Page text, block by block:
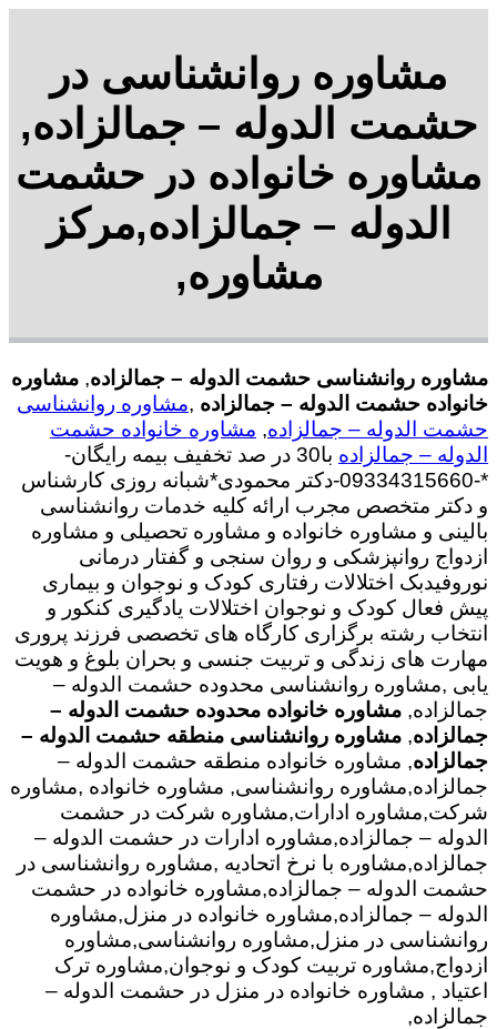
مشاوره روانشناسی در
حشمت الدوله – جمالزاده,
مشاوره خانواده در حشمت
الدوله – جمالزاده,مرکز
مشاوره,
مشاوره روانشناسی حشمت الدوله – جمالزاده, مشاوره
خانواده حشمت الدوله – جمالزاده ,مشاوره روانشناسی
حشمت الدوله – جمالزاده, مشاوره خانواده حشمت
الدوله – جمالزاده
با30 در صد تخفیف بیمه رایگان-
*-09334315660-دکتر محمودی*شبانه روزی کارشناس
و دکتر متخصص مجرب ارائه کلیه خدمات روانشناسی
بالینی و مشاوره خانواده و مشاوره تحصیلی و مشاوره
ازدواج روانپزشکی و روان سنجی و گفتار درمانی
نوروفیدبک اختلالات رفتاری کودک و نوجوان و بیماری
پیش فعال کودک و نوجوان اختلالات یادگیری کنکور و
انتخاب رشته برگزاری کارگاه های تخصصی فرزند پروری
مهارت های زندگی و تربیت جنسی و بحران بلوغ و هویت
یابی ,مشاوره روانشناسی محدوده حشمت الدوله –
جمالزاده, مشاوره خانواده محدوده حشمت الدوله –
جمالزاده, مشاوره روانشناسی منطقه حشمت الدوله –
جمالزاده, مشاوره خانواده منطقه حشمت الدوله –
جمالزاده,مشاوره روانشناسی, مشاوره خانواده ,مشاوره
شرکت,مشاوره ادارات,مشاوره شرکت در حشمت
الدوله – جمالزاده,مشاوره ادارات در حشمت الدوله –
جمالزاده,مشاوره با نرخ اتحادیه ,مشاوره روانشناسی در
حشمت الدوله – جمالزاده,مشاوره خانواده در حشمت
الدوله – جمالزاده,مشاوره خانواده در منزل,مشاوره
روانشناسی در منزل,مشاوره روانشناسی,مشاوره
ازدواج,مشاوره تربیت کودک و نوجوان,مشاوره ترک
اعتیاد , مشاوره خانواده در منزل در حشمت الدوله –
جمالزاده,